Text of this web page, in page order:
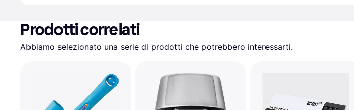
Prodotti correlati
Abbiamo selezionato una serie di prodotti che potrebbero interessarti.